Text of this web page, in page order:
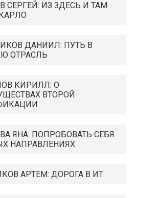
СЕРГЕЙ: ИЗ ЗДЕСЬ И ТАМ
ДАНИИЛ: ПУТЬ В
ОТРАСЛЬ
КИРИЛЛ: О
ВТОРОЙ
ЯНА: ПОПРОБОВАТЬ СЕБЯ
НАПРАВЛЕНИЯХ
АРТЕМ: ДОРОГА В ИТ